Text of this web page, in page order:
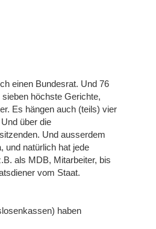
einen Bundesrat. Und 76
höchste Gerichte,
Es hängen auch (teils) vier
über die
Und ausserdem
und natürlich hat jede
als MDB, Mitarbeiter, bis
vom Staat.
haben